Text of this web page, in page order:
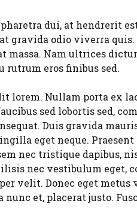
dui, at hendrerit
gravida odio viverra
massa. Nam ultrices
rutrum eros finibus sed.
lorem. Nullam porta ex
sed lobortis sed,
Duis gravida
eget neque.
nec tristique dapibus,
nec vestibulum eget,
velit. Donec eget
nunc et, placerat justo.